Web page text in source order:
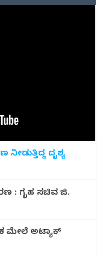
ದೃಶ್ಯ
: ಗೃಹ ಸಚಿವ ಜಿ.
ಮೇಲೆ ಅಟ್ಯಾಕ್